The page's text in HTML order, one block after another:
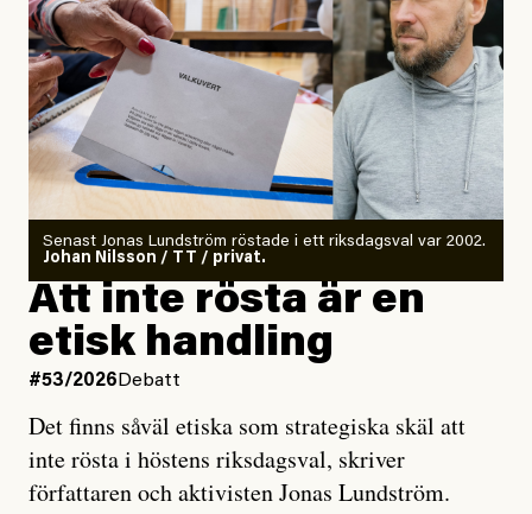
skapar betydligt mer oro i palestinarörelsen – och den
oberoende vänstern – än den porträtterade personen
eller dess bakgrund.
Det finns en väldigt enkel regel inom alla politiska
rörelser när det gäller misstänkta infiltratörer:
Antingen har en bevis på att de är infiltratörer, och då
ska en gå ut med det så fort det bara går för att skydda
rörelsen. Eller så har en inga bevis, bara misstankar,
och då ska en efterforska diskret, just för att inte skapa
oro inom rörelsen.
Artikeln undersöker inte, som ETC påstår, ”vad som
är sant, vad som är rykten”, utan den bidrar bara till
ännu mer ryktesspridning. Det finns inte ett enda bevis
Senast Jonas Lundström röstade i ett riksdagsval var 2002.
Johan Nilsson / TT / privat.
Att inte rösta är en
etisk handling
#53/2026 Debatt
Det finns såväl etiska som strategiska skäl att
inte rösta i höstens riksdagsval, skriver
författaren och aktivisten Jonas Lundström.